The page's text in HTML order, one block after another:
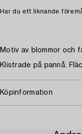
Har du ett liknande
Motiv av blommor och
Klistrade på pannå.
Köpinformation